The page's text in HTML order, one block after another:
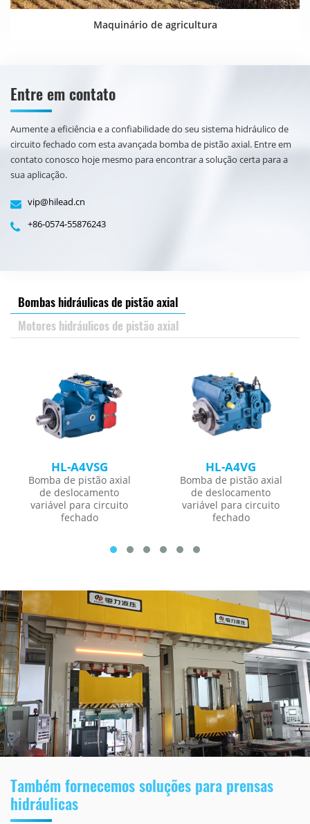
Maquinário de agricultura
Entre em contato
Aumente a eficiência e a confiabilidade do seu sistema hidráulico de
circuito fechado com esta avançada bomba de pistão axial. Entre em
contato conosco hoje mesmo para encontrar a solução certa para a
sua aplicação.
vip@hilead.cn
+86-0574-55876243
Bombas hidráulicas de pistão axial
Motores hidráulicos de pistão axial
HL-A4VSG
Bomba de pistão axial
de deslocamento
variável para circuito
fechado
HL-A4VG
Bomba de pistão axial
de deslocamento
variável para circuito
fechado
Também fornecemos soluções para prensas
hidráulicas